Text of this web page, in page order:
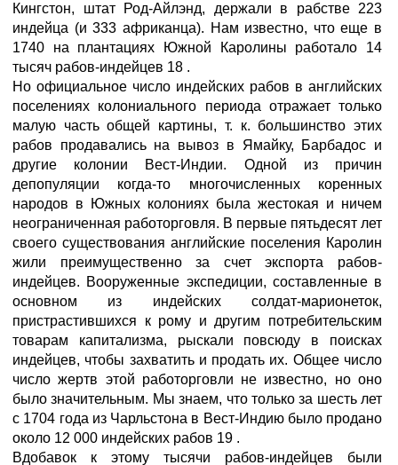
Кингстон, штат Род-Айлэнд, держали в рабстве 223
индейца (и 333 африканца). Нам известно, что еще в
1740 на плантациях Южной Каролины работало 14
тысяч рабов-индейцев 18 .
Но официальное число индейских рабов в английских
поселениях колониального периода отражает только
малую часть общей картины, т. к. большинство этих
рабов продавались на вывоз в Ямайку, Барбадос и
другие колонии Вест-Индии. Одной из причин
депопуляции когда-то многочисленных коренных
народов в Южных колониях была жестокая и ничем
неограниченная работорговля. В первые пятьдесят лет
своего существования английские поселения Каролин
жили преимущественно за счет экспорта рабов-
индейцев. Вооруженные экспедиции, составленные в
основном из индейских солдат-марионеток,
пристрастившихся к рому и другим потребительским
товарам капитализма, рыскали повсюду в поисках
индейцев, чтобы захватить и продать их. Общее число
число жертв этой работорговли не известно, но оно
было значительным. Мы знаем, что только за шесть лет
с 1704 года из Чарльстона в Вест-Индию было продано
около 12 000 индейских рабов 19 .
Вдобавок к этому тысячи рабов-индейцев были